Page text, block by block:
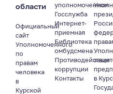
области
Официальный
сайт
Уполномоченного
по
правам
человека
в
Курской
уполномоченном
Госслужба
Интернет-
приемная
Библиотека
омбудсмена
Противодействие
коррупции
Контакты
в